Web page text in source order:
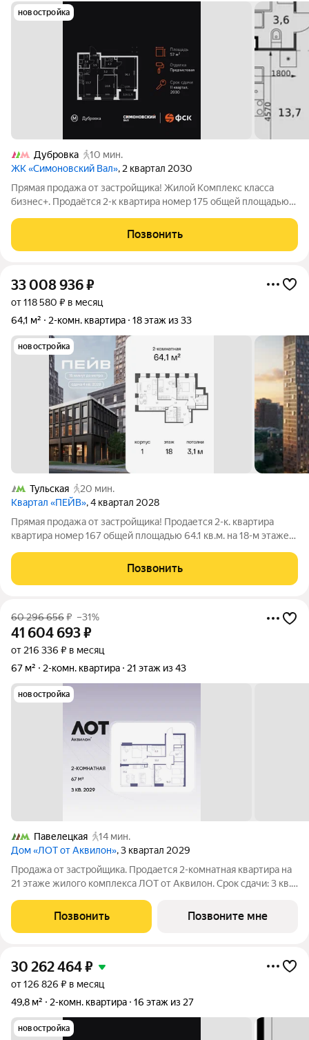
новостройка
Дубровка
10 мин.
ЖК «Симоновский Вал», 2 квартал 2030
Прямая продажа от застройщика! Жилой Комплекс класса
бизнес+. Продаётся 2-к квартира номер 175 общей площадью
отделка. - Мастер-зона с санузлом и гардеробной. Всё для
вашего комфорта и удобства,
Позвонить
33 008 936₽
от 118 580 ₽ в месяц
64,1 м²
2-комн. квартира 18 этаж из 33
новостройка
Тульская
20 мин.
Квартал «ПЕЙВ», 4 квартал 2028
Прямая продажа от застройщика! Продается 2-к. квартира
квартира номер 167 общей площадью 64.1 кв.м. на 18-м этаже
от девелопера FORMA. Метро Павелецкая в пешей
доступности, удобные выезды на
Позвонить
60 296 656₽ –31%
41 604 693₽
от 216 336 ₽ в месяц
67 м²
2-комн. квартира 21 этаж из 43
новостройка
Павелецкая
14 мин.
Дом «ЛОТ от Аквилон», 3 квартал 2029
Продажа от застройщика. Продается 2-комнатная квартира на
21 этаже жилого комплекса ЛОТ от Аквилон. Срок сдачи: 3 кв.
концепции Responsive Environment. Его пространство не
статично, оно
Позвонить Позвоните мне
30 262 464₽
от 126 826 ₽ в месяц
49,8 м²
2-комн. квартира 16 этаж из 27
новостройка